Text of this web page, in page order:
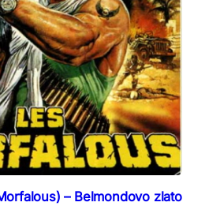
– Belmondovo zlato